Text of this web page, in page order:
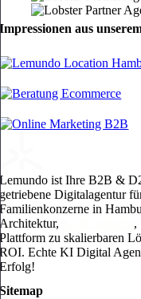
Impressionen aus
Lemundo ist Ihre B2B &
getriebene Digitalagentur
Familienkonzerne in
Architektur,
,
Plattform zu skalierbaren
ROI. Echte KI Digital
Erfolg!
Sitemap